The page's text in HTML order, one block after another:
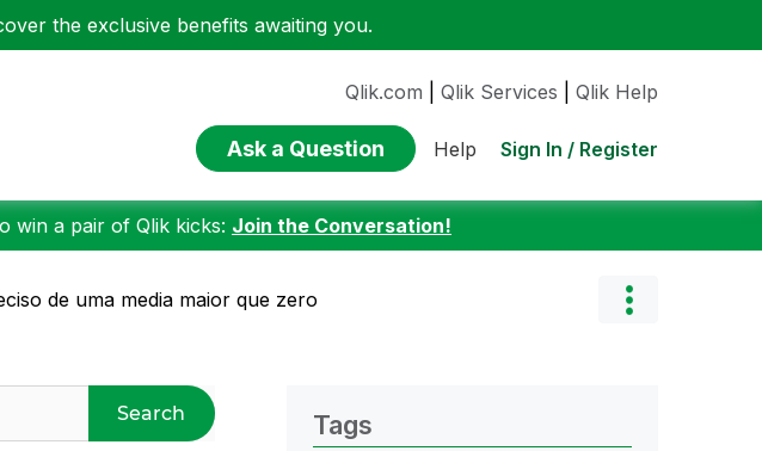
the exclusive benefits awaiting you.
Qlik.com Qlik Services Qlik Help
Ask a Question Help Sign In / Register
win a pair of Qlik kicks: Join the Conversation!
de uma media maior que zero
Search Tags